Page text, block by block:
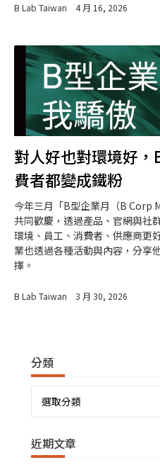
B Lab Taiwan 4 月 16, 2026
對人好也對環境好
費者都變成鐵粉
今年三月「B型企業月（B Corp
共同歡慶，透過產品、官網與社
環境、員工、消費者、供應商更
業也透過各種活動與內容，分享
擇。
B Lab Taiwan 3 月 30, 2026
分類
近期文章